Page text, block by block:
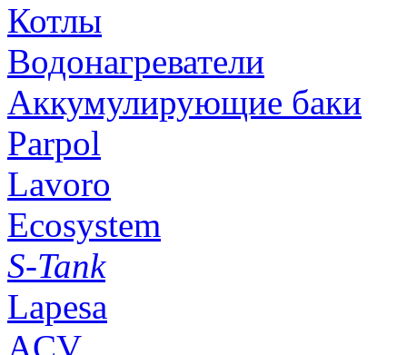
Котлы
Водонагреватели
Аккумулирующие баки
Parpol
Lavoro
Ecosystem
S-Tank
Lapesa